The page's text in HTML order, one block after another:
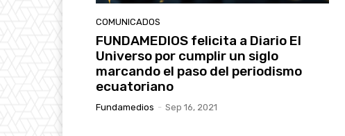
COMUNICADOS
FUNDAMEDIOS felicita a Diario El
Universo por cumplir un siglo
marcando el paso del periodismo
ecuatoriano
Fundamedios - Sep 16, 2021